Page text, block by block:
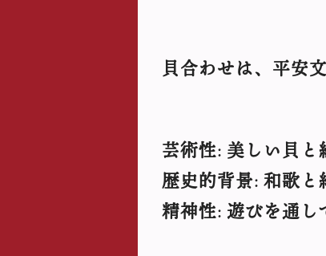
貝合わせは、平安
芸術性: 美しい貝と
歴史的背景: 和歌と
精神性: 遊びを通し